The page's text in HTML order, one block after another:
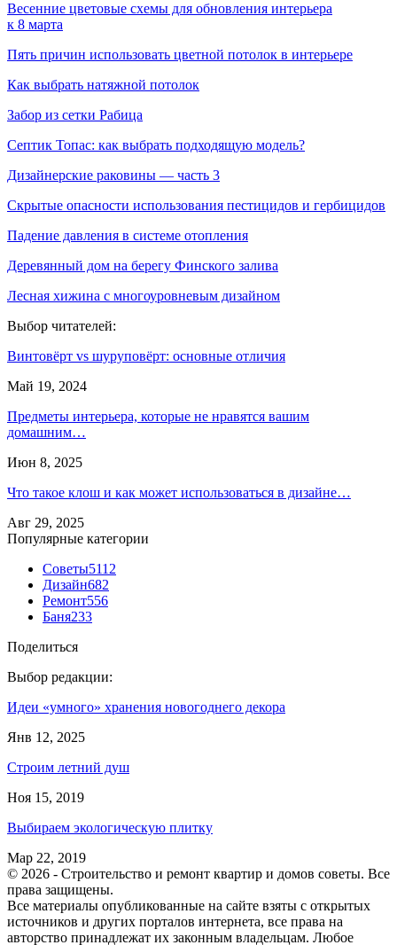
Весенние цветовые схемы для обновления интерьера
к 8 марта
Пять причин использовать цветной потолок в интерьере
Как выбрать натяжной потолок
Забор из сетки Рабица
Септик Топас: как выбрать подходящую модель?
Дизайнерские раковины — часть 3
Скрытые опасности использования пестицидов и гербицидов
Падение давления в системе отопления
Деревянный дом на берегу Финского залива
Лесная хижина с многоуровневым дизайном
Выбор читателей:
Винтовёрт vs шуруповёрт: основные отличия
Май 19, 2024
Предметы интерьера, которые не нравятся вашим
домашним…
Июн 8, 2025
Что такое клош и как может использоваться в дизайне…
Авг 29, 2025
Популярные категории
Советы5112
Дизайн682
Ремонт556
Баня233
Поделиться
Выбор редакции:
Идеи «умного» хранения новогоднего декора
Янв 12, 2025
Строим летний душ
Ноя 15, 2019
Выбираем экологическую плитку
Мар 22, 2019
© 2026 - Строительство и ремонт квартир и домов советы. Все
права защищены.
Все материалы опубликованные на сайте взяты с открытых
источников и других порталов интернета, все права на
авторство принадлежат их законным владельцам. Любое